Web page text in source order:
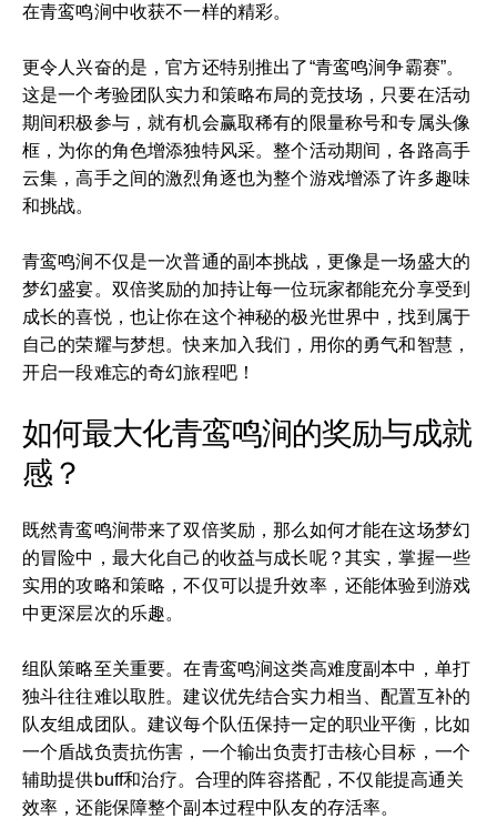
在青鸾鸣涧中收获不一样的精彩。
更令人兴奋的是，官方还特别推出了“青鸾鸣涧争霸赛”。
这是一个考验团队实力和策略布局的竞技场，只要在活动
期间积极参与，就有机会赢取稀有的限量称号和专属头像
框，为你的角色增添独特风采。整个活动期间，各路高手
云集，高手之间的激烈角逐也为整个游戏增添了许多趣味
和挑战。
青鸾鸣涧不仅是一次普通的副本挑战，更像是一场盛大的
梦幻盛宴。双倍奖励的加持让每一位玩家都能充分享受到
成长的喜悦，也让你在这个神秘的极光世界中，找到属于
自己的荣耀与梦想。快来加入我们，用你的勇气和智慧，
开启一段难忘的奇幻旅程吧！
如何最大化青鸾鸣涧的奖励与成就
感？
既然青鸾鸣涧带来了双倍奖励，那么如何才能在这场梦幻
的冒险中，最大化自己的收益与成长呢？其实，掌握一些
实用的攻略和策略，不仅可以提升效率，还能体验到游戏
中更深层次的乐趣。
组队策略至关重要。在青鸾鸣涧这类高难度副本中，单打
独斗往往难以取胜。建议优先结合实力相当、配置互补的
队友组成团队。建议每个队伍保持一定的职业平衡，比如
一个盾战负责抗伤害，一个输出负责打击核心目标，一个
辅助提供buff和治疗。合理的阵容搭配，不仅能提高通关
效率，还能保障整个副本过程中队友的存活率。